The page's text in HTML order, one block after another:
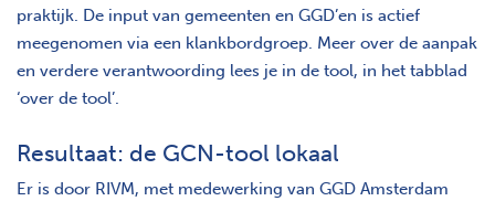
praktijk. De input van gemeenten en GGD’en is actief
meegenomen via een klankbordgroep. Meer over de aanpak
en verdere verantwoording lees je in de tool, in het tabblad
‘over de tool’.
Resultaat: de GCN-tool lokaal
Er is door RIVM, met medewerking van GGD Amsterdam